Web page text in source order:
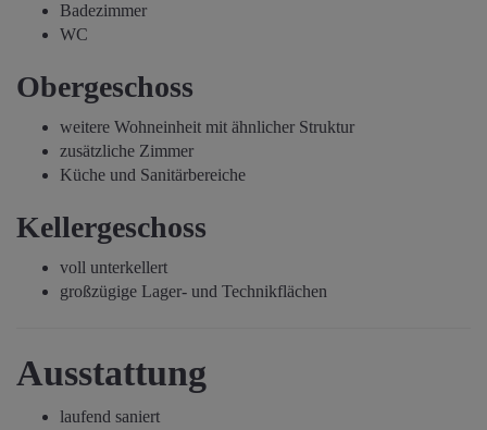
Badezimmer
WC
Obergeschoss
weitere Wohneinheit mit ähnlicher Struktur
zusätzliche Zimmer
Küche und Sanitärbereiche
Kellergeschoss
voll unterkellert
großzügige Lager- und Technikflächen
Ausstattung
laufend saniert